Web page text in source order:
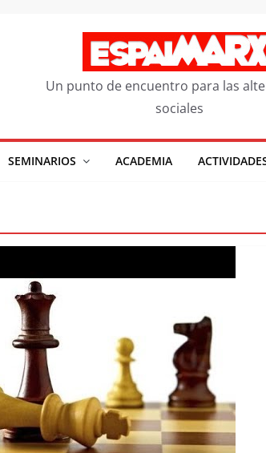
Un punto de encuentro para las
sociales
SEMINARIOS ACADEMIA